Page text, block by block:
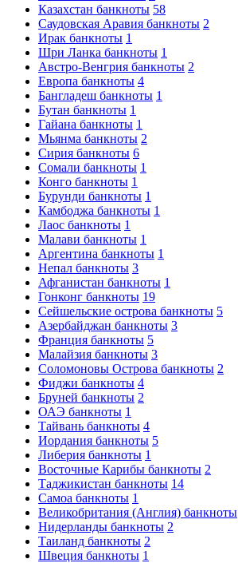
Казахстан банкноты 58
Саудовская Аравия банкноты 2
Ирак банкноты 1
Шри Ланка банкноты 1
Австро-Венгрия банкноты 2
Европа банкноты 4
Бангладеш банкноты 1
Бутан банкноты 1
Гайана банкноты 1
Мьянма банкноты 2
Сирия банкноты 6
Сомали банкноты 1
Конго банкноты 1
Бурунди банкноты 1
Камбоджа банкноты 1
Лаос банкноты 1
Малави банкноты 1
Аргентина банкноты 1
Непал банкноты 3
Афганистан банкноты 1
Гонконг банкноты 19
Сейшельские острова банкноты 5
Азербайджан банкноты 3
Франция банкноты 5
Малайзия банкноты 3
Соломоновы Острова банкноты 2
Фиджи банкноты 4
Бруней банкноты 2
ОАЭ банкноты 1
Тайвань банкноты 4
Иордания банкноты 5
Либерия банкноты 1
Восточные Карибы банкноты 2
Таджикистан банкноты 14
Самоа банкноты 1
Великобритания (Англия) банкноты
Нидерланды банкноты 2
Таиланд банкноты 2
Швеция банкноты 1